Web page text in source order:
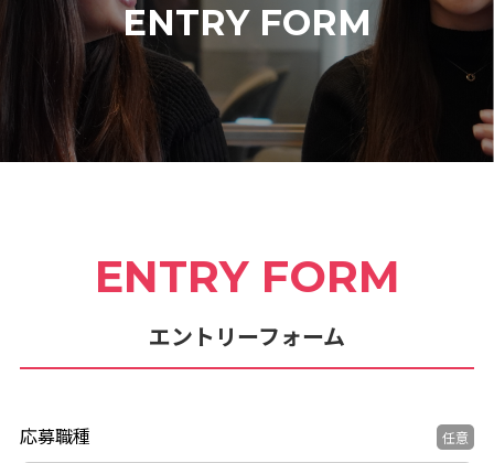
ENTRY FORM
ENTRY FORM
エントリーフォーム
応募職種 任意